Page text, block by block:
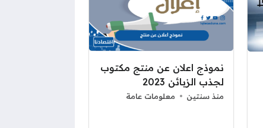
نموذج اعلان عن منتج مكتوب
لجذب الزبائن 2023
منذ سنتين معلومات عامة